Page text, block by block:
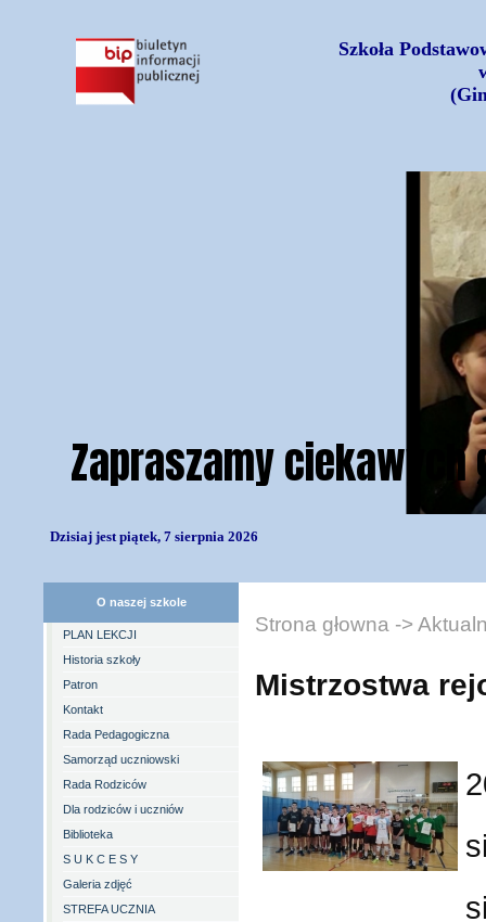
Szkoła
Zapraszamy ciekawych
Dzisiaj jest piątek, 7 sierpnia 2026
O naszej szkole
PLAN LEKCJI
Historia szkoły
Patron
Kontakt
Rada Pedagogiczna
Samorząd uczniowski
Rada Rodziców
Dla rodziców i uczniów
Biblioteka
S U K C E S Y
Galeria zdjęć
STREFA UCZNIA
Strona głowna ->
Mistrzostwa